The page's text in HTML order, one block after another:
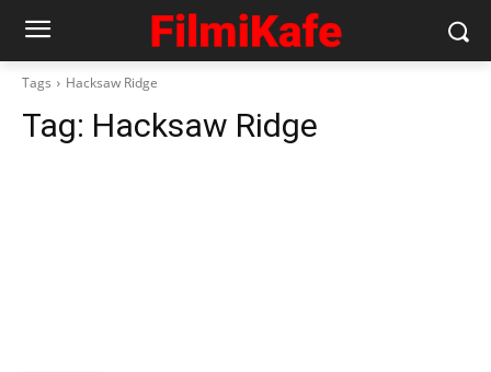
Tags Hacksaw Ridge
Tag: Hacksaw Ridge